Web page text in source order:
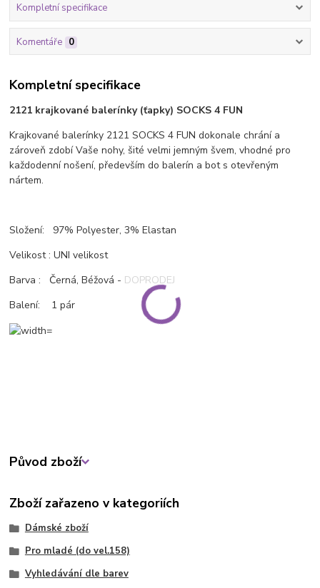
Kompletní specifikace
Komentáře 0
Kompletní specifikace
2121 krajkované balerínky (ťapky) SOCKS 4 FUN
Krajkované balerínky 2121 SOCKS 4 FUN dokonale chrání a
zároveň zdobí Vaše nohy, šité velmi jemným švem, vhodné pro
každodenní nošení, především do balerín a bot s otevřeným
nártem.
Složení: 97% Polyester, 3% Elastan
Velikost : UNI velikost
Barva : Černá, Béžová - DOPRODEJ
Balení: 1 pár
Původ zboží
Zboží zařazeno v kategoriích
Dámské zboží
Pro mladé (do vel.158)
Vyhledávání dle barev